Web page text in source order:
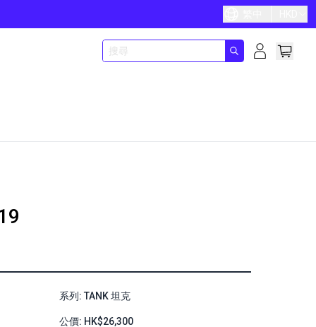
系列: TANK 坦克
公價: HK$26,300